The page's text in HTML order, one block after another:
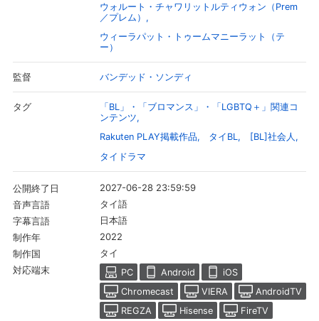
現在獲得済みのお得なクーポンを確認でき
ます。
レンタル、購入、定額見放題の購入履歴の
と便利です。
お気に入り
お気に入りに登録した作品を確認できま
閲覧履歴
サイト内で表示される作品の表示制限が可
能です。5段階の年齢区分から選択できま
す。
ウォルート・チャワリットルティウォン（Prem
／プレム）
ウィーラパット・トゥームマニーラット（テ
ー）
監督 バンデッド・ソンディ
タグ
「BL」・「ブロマンス」・「LGBTQ＋」関連コ
ンテンツ
Rakuten PLAY掲載作品
タイBL
[BL]社会人
タイドラマ
公開終了日 2027-06-28 23:59:59
音声言語 タイ語
字幕言語 日本語
制作年 2022
制作国 タイ
対応端末 PC Android
iOS
Chromecast
VIERA
AndroidTV
REGZA
Hisense FireTV